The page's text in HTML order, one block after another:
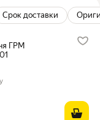
Срок доставки
ГРМ
₽ вместо